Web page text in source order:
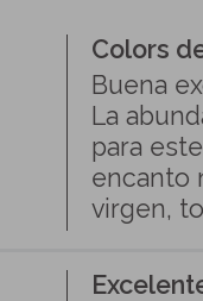
Colors
Buena
La
para
encanto
virgen,